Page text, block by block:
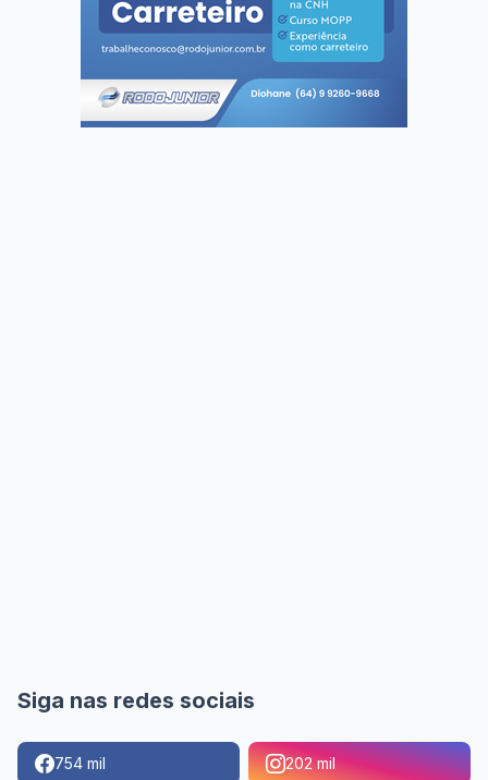
Siga nas redes sociais
754 mil 202 mil